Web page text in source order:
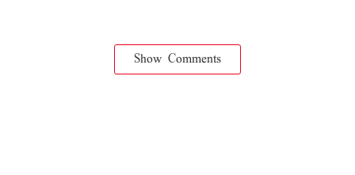
Show Comments